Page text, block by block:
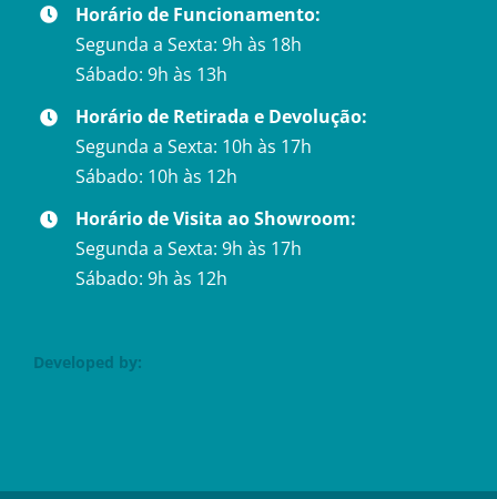
Horário de Funcionamento:
Segunda a Sexta: 9h às 18h
Sábado: 9h às 13h
Horário de Retirada e Devolução:
Segunda a Sexta: 10h às 17h
Sábado: 10h às 12h
Horário de Visita ao Showroom:
Segunda a Sexta: 9h às 17h
Sábado: 9h às 12h
Developed by: